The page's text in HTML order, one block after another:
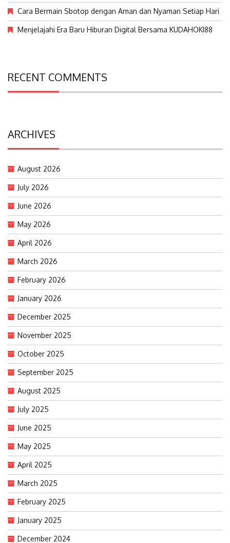
Cara Bermain Sbotop dengan Aman dan Nyaman Setiap Hari
Menjelajahi Era Baru Hiburan Digital Bersama KUDAHOKI88
RECENT COMMENTS
ARCHIVES
August 2026
July 2026
June 2026
May 2026
April 2026
March 2026
February 2026
January 2026
December 2025
November 2025
October 2025
September 2025
August 2025
July 2025
June 2025
May 2025
April 2025
March 2025
February 2025
January 2025
December 2024